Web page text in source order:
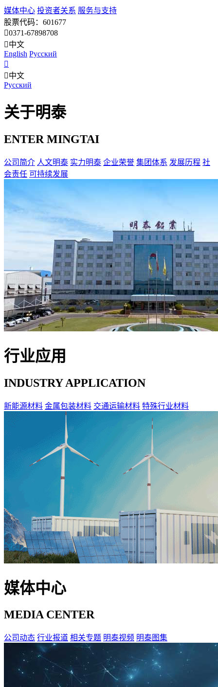
媒体中心 投资者关系 服务与支持
股票代码：601677
0371-67898708
中文
English Pусский
中文
Pусский
关于明泰
ENTER MINGTAI
公司简介 人文明泰 实力明泰 企业荣誉 集团体系 发展历程 社
会责任 可持续发展
行业应用
INDUSTRY APPLICATION
新能源材料 金属包装材料 交通运输材料 特殊行业材料
媒体中心
MEDIA CENTER
公司动态 行业报道 相关专题 明泰视频 明泰图集